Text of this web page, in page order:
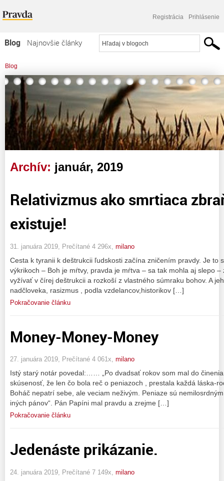
Registrácia Prihlásenie
Blog
Najnovšie články
Najčítanejšie články
Najkomentovanejšie články
Zoznam blogov
Komerčné blogy
Blog
> A všetkým národom sa najprv musí zvestovať dobrá správa. Marek 13:10.
Archív: január, 2019
Relativizmus ako smrtiaca
existuje!
31. januára 2019, Prečítané 4 296x, milano
Cesta k tyranii k deštrukcii ľudskosti začína zničením pravdy. Je to
výkrikoch – Boh je mŕtvy, pravda je mŕtva – sa tak mohla aj slepo
vyžívať v čírej deštrukcii a rozkoší z vlastného súmraku bohov. A
nadčloveka, rasizmus , podla vzdelancov,historikov […]
Pokračovanie článku
Money-Money-Money
27. januára 2019, Prečítané 4 061x, milano
Istý starý notár povedal:…… „Po dvadsať rokov som mal do
skúsenosť, že len čo bola reč o peniazoch , prestala každá láska-
Boháč nepatrí sebe, ale veciam neživým. Peniaze sú
iných pánov“. Pán Papíni mal pravdu a zrejme […]
Pokračovanie článku
Jedenáste prikázanie.
24. januára 2019, Prečítané 7 149x, milano